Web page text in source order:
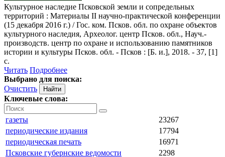
Культурное наследие Псковской земли и сопредельных
территорий : Материалы II научно-практической конференции
(15 декабря 2016 г.) / Гос. ком. Псков. обл. по охране объектов
культурного наследия, Археолог. центр Псков. обл., Науч.-
производств. центр по охране и использованию памятников
истории и культуры Псков. обл. - Псков : [Б. и.], 2018. - 37, [1]
с.
Читать Подробнее
Выбрано для поиска:
Очистить
Ключевые слова:
газеты
23267
периодические издания
17794
периодическая печать
16971
Псковские губернские ведомости
2298